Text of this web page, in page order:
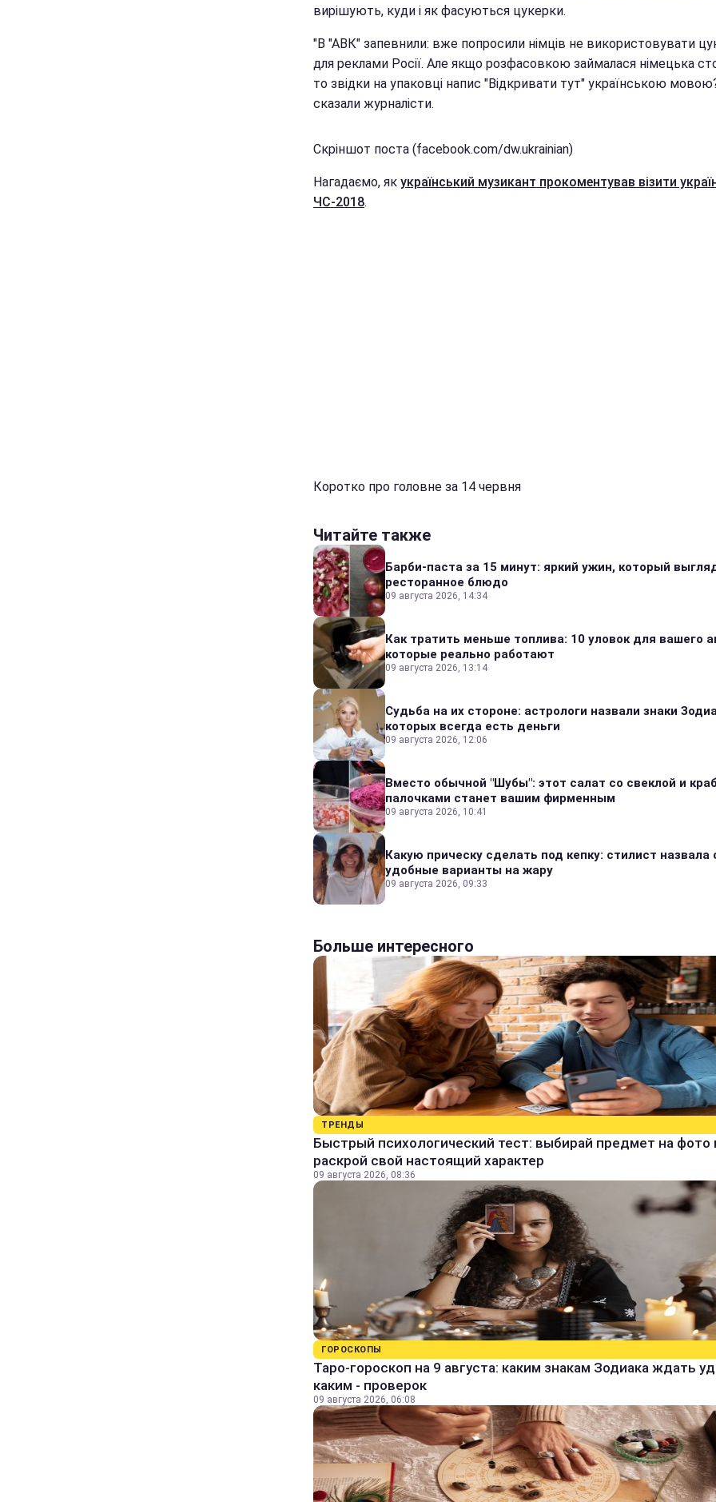
вирішують, куди і як фасуються цукерки.
"В "АВК" запевнили: вже попросили німців не використовувати
для реклами Росії. Але якщо розфасовкою займалася німецька
то звідки на упаковці напис "Відкривати тут" українською
сказали журналісти.
Скріншот поста (facebook.com/dw.ukrainian)
Нагадаємо, як український музикант прокоментував візити
ЧС-2018.
Коротко про головне за 14 червня
Читайте также
Барби-паста за 15 минут: яркий ужин, который
ресторанное блюдо
09 августа 2026, 14:34
Как тратить меньше топлива: 10 уловок для вашего
которые реально работают
09 августа 2026, 13:14
Судьба на их стороне: астрологи назвали знаки
которых всегда есть деньги
09 августа 2026, 12:06
Вместо обычной "Шубы": этот салат со свеклой и
палочками станет вашим фирменным
09 августа 2026, 10:41
Какую прическу сделать под кепку: стилист назвала
удобные варианты на жару
09 августа 2026, 09:33
Больше интересного
ТРЕНДЫ
Быстрый психологический тест: выбирай предмет на фото
раскрой свой настоящий характер
09 августа 2026, 08:36
ГОРОСКОПЫ
Таро-гороскоп на 9 августа: каким знакам Зодиака ждать
каким - проверок
09 августа 2026, 06:08